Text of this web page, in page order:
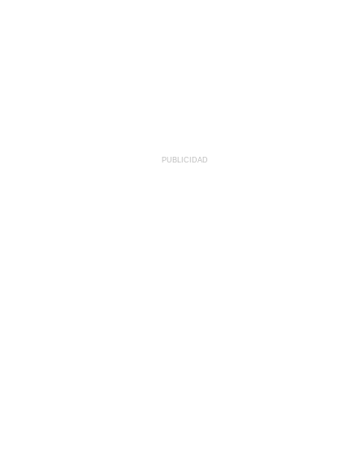
PUBLICIDAD